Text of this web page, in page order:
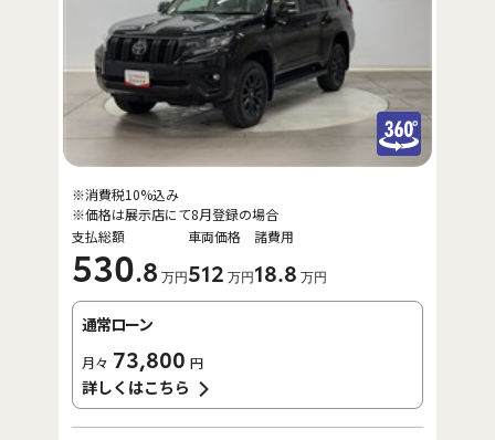
支払総額
530.8 万円
車両価格
512 万円
諸費用
18.8 万円
※消費税10%込み
※価格は展示店にて8月登録の場合
通常ローン
月々 73,800 円
詳しくはこちら